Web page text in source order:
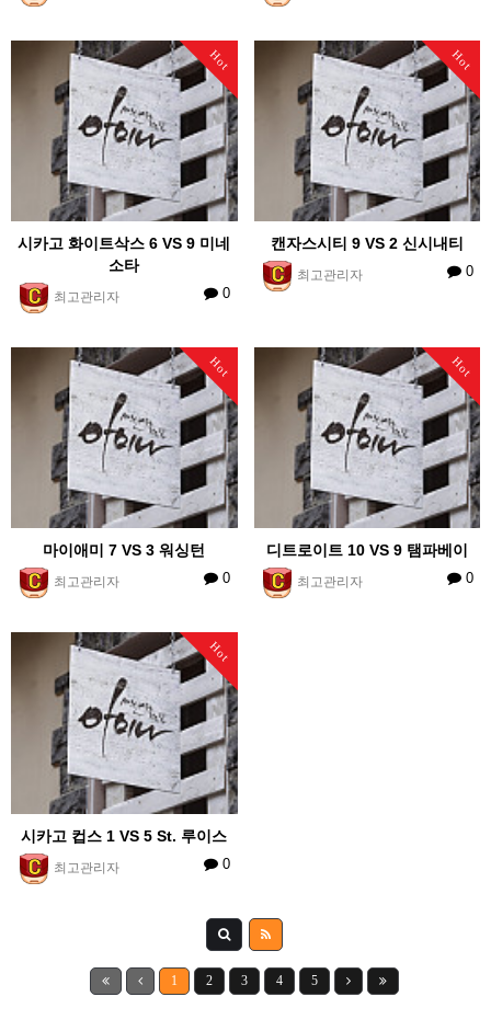
Hot
시카고 화이트삭스 6 VS 9 미네
소타
최고관리자 0
Hot
캔자스시티 9 VS 2 신시내티
최고관리자 0
Hot
마이애미 7 VS 3 워싱턴
최고관리자 0
Hot
디트로이트 10 VS 9 탬파베이
최고관리자 0
Hot
시카고 컵스 1 VS 5 St. 루이스
최고관리자 0
1 2 3 4 5